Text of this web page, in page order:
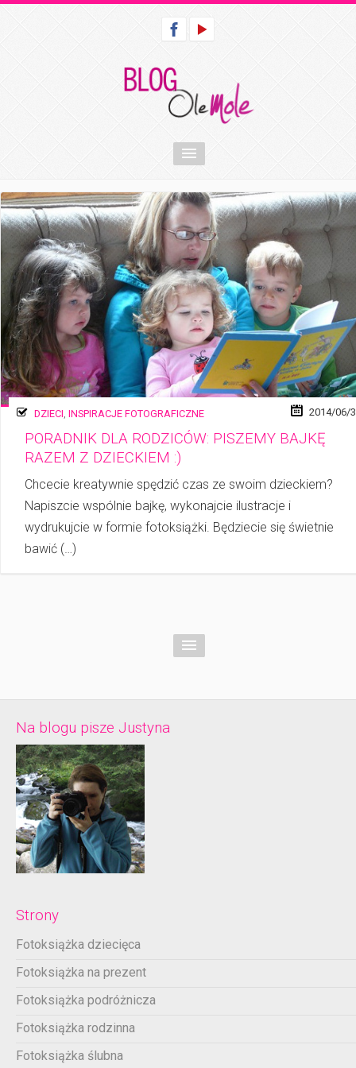
DZIECI, INSPIRACJE FOTOGRAFICZNE 2014/06/
PORADNIK DLA RODZICÓW: PISZEMY BAJKĘ
RAZEM Z DZIECKIEM :)
Chcecie kreatywnie spędzić czas ze swoim dzieckiem?
Napiszcie wspólnie bajkę, wykonajcie ilustracje i
wydrukujcie w formie fotoksiążki. Będziecie się świetnie
bawić (…)
Na blogu pisze Justyna
Strony
Fotoksiążka dziecięca
Fotoksiążka na prezent
Fotoksiążka podróżnicza
Fotoksiążka rodzinna
Fotoksiążka ślubna